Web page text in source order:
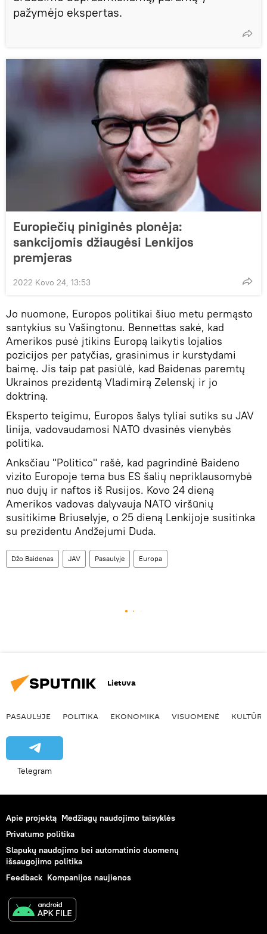
pažymėjo ekspertas.
Europiečių piniginės plonėja:
sankcijomis džiaugėsi Lenkijos
premjeras
2022 Kovo 24, 13:53
Jo nuomone, Europos politikai šiuo metu permąsto
santykius su Vašingtonu. Bennettas sakė, kad
Amerikos pusė įtikins Europą laikytis lojalios
pozicijos per patyčias, grasinimus ir kurstydami
baimę. Jis taip pat pasiūlė, kad Baidenas paremtų
Ukrainos prezidentą Vladimirą Zelenskį ir jo
doktriną.
Eksperto teigimu, Europos šalys tyliai sutiks su JAV
linija, vadovaudamosi NATO dvasinės vienybės
politika.
Anksčiau "Politico" rašė, kad pagrindinė Baideno
vizito Europoje tema bus ES šalių nepriklausomybė
nuo dujų ir naftos iš Rusijos. Kovo 24 dieną
Amerikos vadovas dalyvauja NATO viršūnių
susitikime Briuselyje, o 25 dieną Lenkijoje susitinka
su prezidentu Andžejumi Duda.
Džo Baidenas JAV Pasaulyje Europa
Lietuva
PASAULYJE POLITIKA EKONOMIKA VISUOMENĖ KULTŪRA
Telegram
Apie projektą Medžiagų naudojimo taisyklės
Privatumo politika
Slapukų naudojimo bei automatinio duomenų
išsaugojimo politika
Feedback Kompanijos naujienos